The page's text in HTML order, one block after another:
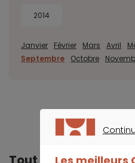
2014
Janvier Février Mars Avril
Septembre
Octobre
Les meilleurs